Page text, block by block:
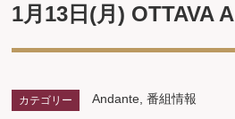
1月13日(月) OTTAVA
カテゴリー Andante ,番組情報